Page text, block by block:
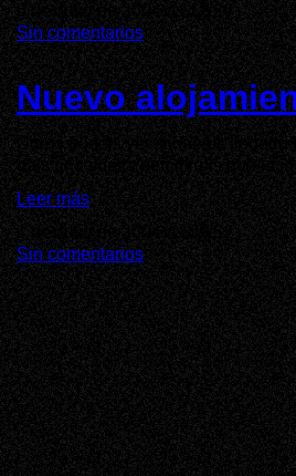
5 de Julio de 2004 ás 12:20
Sin comentarios
Nuevo
Como podéis ver si habéis llegado
dais una vuelta percibireis que la
Leer más
1 de Julio de 2004 ás 09:52
Sin comentarios